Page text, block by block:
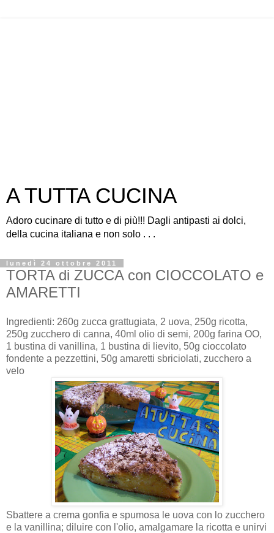
A TUTTA CUCINA
Adoro cucinare di tutto e di più!!! Dagli antipasti ai dolci,
della cucina italiana e non solo . . .
lunedì 24 ottobre 2011
TORTA di ZUCCA con CIOCCOLATO e
AMARETTI
Ingredienti: 260g zucca grattugiata, 2 uova, 250g ricotta,
250g zucchero di canna, 40ml olio di semi, 200g farina OO,
1 bustina di vanillina, 1 bustina di lievito, 50g cioccolato
fondente a pezzettini, 50g amaretti sbriciolati, zucchero a
velo
Sbattere a crema gonfia e spumosa le uova con lo zucchero
e la vanillina; diluire con l'olio, amalgamare la ricotta e unirvi